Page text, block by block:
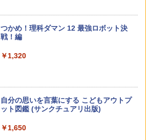
子どもが変わる魔法の言葉
￥2,200
向山洋一の系譜、その先へ 授業の腕を磨
く法則: 教育技術が子供の可能性を伸ば
￥2,127
期開発
￥2,669
つかめ！理科ダマン 12 最強ロボット決
戦！編
￥1,320
自分の思いを言葉にする こどもアウトプ
ット図鑑 (サンクチュアリ出版)
￥1,650